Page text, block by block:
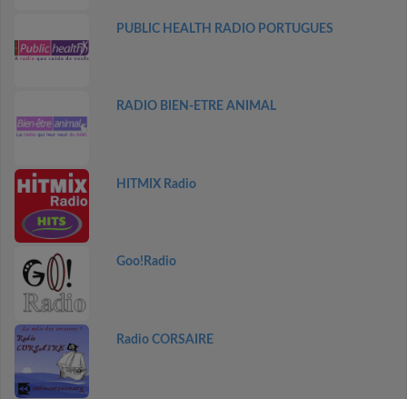
PUBLIC HEALTH RADIO PORTUGUES
RADIO BIEN-ETRE ANIMAL
HITMIX Radio
Goo!Radio
Radio CORSAIRE